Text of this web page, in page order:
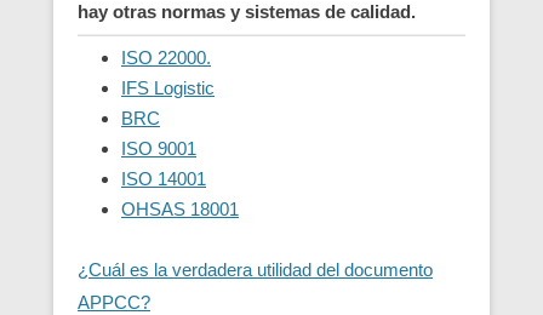
hay otras normas y sistemas de calidad.
ISO 22000.
IFS Logistic
BRC
ISO 9001
ISO 14001
OHSAS 18001
¿Cuál es la verdadera utilidad del documento
APPCC?